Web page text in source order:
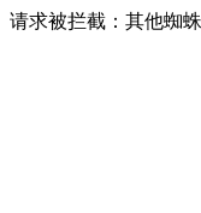
请求被拦截：其他蜘蛛